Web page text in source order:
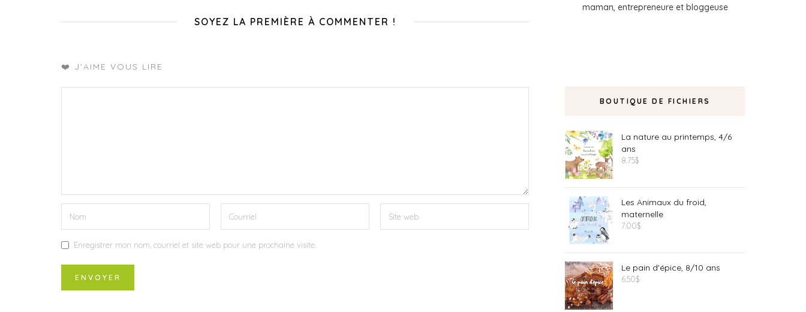
SOYEZ LA PREMIÈRE À COMMENTER !
❤️ J'AIME VOUS LIRE
Enregistrer mon nom, courriel et site web pour une prochaine visite.
maman, entrepreneure et bloggeuse
BOUTIQUE DE FICHIERS
La nature au printemps, 4/6
ans
8.75$
Les Animaux du froid,
maternelle
7.00$
Le pain d'épice, 8/10 ans
6.50$